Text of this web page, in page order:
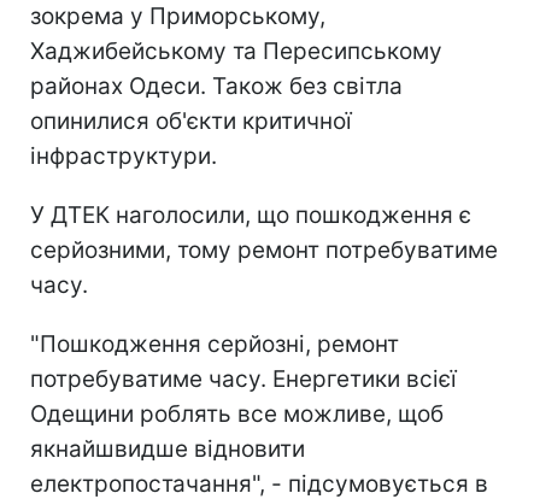
зокрема у Приморському,
Хаджибейському та Пересипському
районах Одеси. Також без світла
опинилися об'єкти критичної
інфраструктури.
У ДТЕК наголосили, що пошкодження є
серйозними, тому ремонт потребуватиме
часу.
"Пошкодження серйозні, ремонт
потребуватиме часу. Енергетики всієї
Одещини роблять все можливе, щоб
якнайшвидше відновити
електропостачання", - підсумовується в